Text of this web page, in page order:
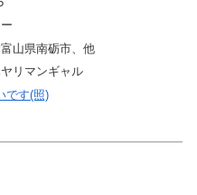
富山県南砺市、他
ヤリマンギャル
です(照)